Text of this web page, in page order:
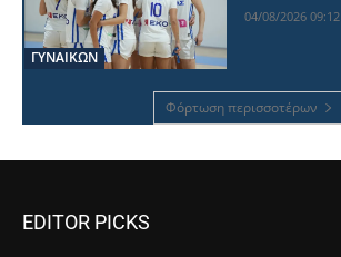
ΓΥΝΑΙΚΩΝ
04/08/2026 09:12
Φόρτωση περισσοτέρων
EDITOR PICKS